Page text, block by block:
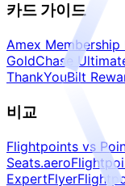
카드 가이드
Amex Membership
GoldChase
ThankYouBilt
비교
Flightpoints vs
Seats.aero
ExpertFlyer